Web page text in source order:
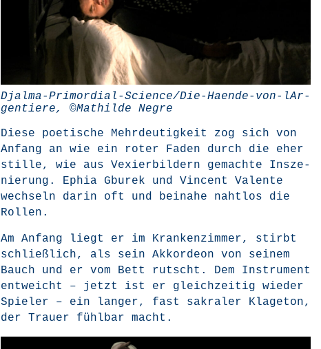
Djal­ma-Pri­mor­di­al-Sci­en­ce/­Die-Haen­de-von-lAr­
gen­tie­re, ©Mat­hil­de Negre
Die­se poe­ti­sche Mehr­deu­tig­keit zog sich von
Anfang an wie ein roter Faden durch die eher
stil­le, wie aus Vexier­bil­dern gemach­te Insze­
nie­rung. Ephia Gbu­rek und Vin­cent Valen­te
wech­seln dar­in oft und bei­na­he naht­los die
Rollen.
Am Anfang liegt er im Kran­ken­zim­mer, stirbt
schließ­lich, als sein Akkor­de­on von sei­nem
Bauch und er vom Bett rutscht. Dem Instru­ment
ent­weicht – jetzt ist er gleich­zei­tig wie­der
Spie­ler – ein lan­ger, fast sakra­ler Kla­ge­ton,
der Trau­er fühl­bar macht.